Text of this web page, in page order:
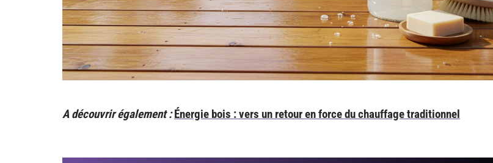
A découvrir également : Énergie bois : vers un retour en force du chauffage traditionnel